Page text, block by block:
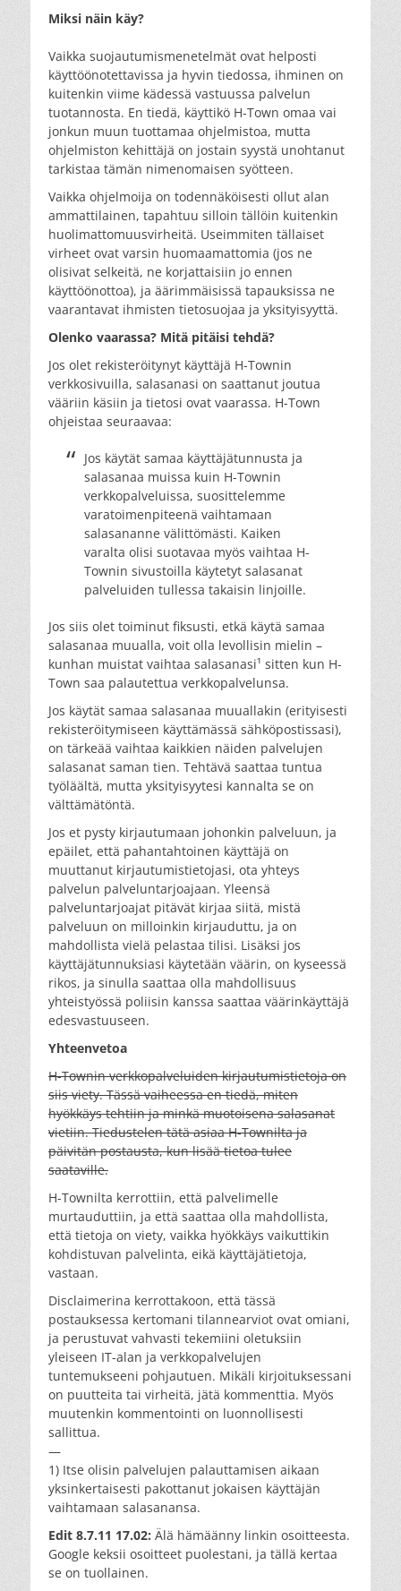
Miksi näin käy?
Vaikka suojautumismenetelmät ovat helposti
käyttöönotettavissa ja hyvin tiedossa, ihminen on
kuitenkin viime kädessä vastuussa palvelun
tuotannosta. En tiedä, käyttikö H-Town omaa vai
jonkun muun tuottamaa ohjelmistoa, mutta
ohjelmiston kehittäjä on jostain syystä unohtanut
tarkistaa tämän nimenomaisen syötteen.
Vaikka ohjelmoija on todennäköisesti ollut alan
ammattilainen, tapahtuu silloin tällöin kuitenkin
huolimattomuusvirheitä. Useimmiten tällaiset
virheet ovat varsin huomaamattomia (jos ne
olisivat selkeitä, ne korjattaisiin jo ennen
käyttöönottoa), ja äärimmäisissä tapauksissa ne
vaarantavat ihmisten tietosuojaa ja yksityisyyttä.
Olenko vaarassa? Mitä pitäisi tehdä?
Jos olet rekisteröitynyt käyttäjä H-Townin
verkkosivuilla, salasanasi on saattanut joutua
vääriin käsiin ja tietosi ovat vaarassa. H-Town
ohjeistaa seuraavaa:
Jos käytät samaa käyttäjätunnusta ja
salasanaa muissa kuin H-Townin
verkkopalveluissa, suosittelemme
varatoimenpiteenä vaihtamaan
salasananne välittömästi. Kaiken
varalta olisi suotavaa myös vaihtaa H-
Townin sivustoilla käytetyt salasanat
palveluiden tullessa takaisin linjoille.
Jos siis olet toiminut fiksusti, etkä käytä samaa
salasanaa muualla, voit olla levollisin mielin –
kunhan muistat vaihtaa salasanasi¹ sitten kun H-
Town saa palautettua verkkopalvelunsa.
Jos käytät samaa salasanaa muuallakin (erityisesti
rekisteröitymiseen käyttämässä sähköpostissasi),
on tärkeää vaihtaa kaikkien näiden palvelujen
salasanat saman tien. Tehtävä saattaa tuntua
työläältä, mutta yksityisyytesi kannalta se on
välttämätöntä.
Jos et pysty kirjautumaan johonkin palveluun, ja
epäilet, että pahantahtoinen käyttäjä on
muuttanut kirjautumistietojasi, ota yhteys
palvelun palveluntarjoajaan. Yleensä
palveluntarjoajat pitävät kirjaa siitä, mistä
palveluun on milloinkin kirjauduttu, ja on
mahdollista vielä pelastaa tilisi. Lisäksi jos
käyttäjätunnuksiasi käytetään väärin, on kyseessä
rikos, ja sinulla saattaa olla mahdollisuus
yhteistyössä poliisin kanssa saattaa väärinkäyttäjä
edesvastuuseen.
Yhteenvetoa
H-Townin verkkopalveluiden kirjautumistietoja on
siis viety. Tässä vaiheessa en tiedä, miten
hyökkäys tehtiin ja minkä muotoisena salasanat
vietiin. Tiedustelen tätä asiaa H-Townilta ja
päivitän postausta, kun lisää tietoa tulee
saataville.
H-Townilta kerrottiin, että palvelimelle
murtauduttiin, ja että saattaa olla mahdollista,
että tietoja on viety, vaikka hyökkäys vaikuttikin
kohdistuvan palvelinta, eikä käyttäjätietoja,
vastaan.
Disclaimerina kerrottakoon, että tässä
postauksessa kertomani tilannearviot ovat omiani,
ja perustuvat vahvasti tekemiini oletuksiin
yleiseen IT-alan ja verkkopalvelujen
tuntemukseeni pohjautuen. Mikäli kirjoituksessani
on puutteita tai virheitä, jätä kommenttia. Myös
muutenkin kommentointi on luonnollisesti
sallittua.
—
1) Itse olisin palvelujen palauttamisen aikaan
yksinkertaisesti pakottanut jokaisen käyttäjän
vaihtamaan salasanansa.
Edit 8.7.11 17.02: Älä hämäänny linkin osoitteesta.
Google keksii osoitteet puolestani, ja tällä kertaa
se on tuollainen.